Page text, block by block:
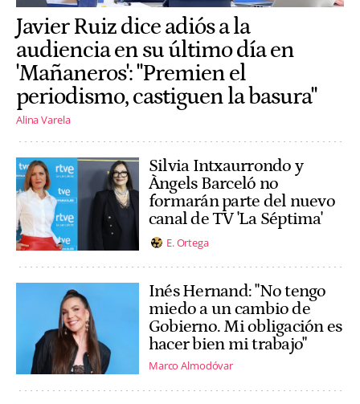
Javier Ruiz dice adiós a la
audiencia en su último día en
'Mañaneros': "Premien el
periodismo, castiguen la basura"
Alina Varela
Silvia Intxaurrondo y
Àngels Barceló no
formarán parte del nuevo
canal de TV 'La Séptima'
E. Ortega
Inés Hernand: "No tengo
miedo a un cambio de
Gobierno. Mi obligación es
hacer bien mi trabajo"
Marco Almodóvar